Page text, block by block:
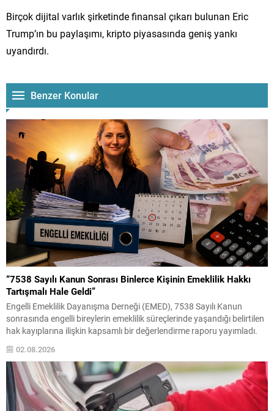
Birçok dijital varlık şirketinde finansal çıkarı bulunan Eric
Trump’ın bu paylaşımı, kripto piyasasında geniş yankı
uyandırdı.
Benzer Konular
“7538 Sayılı Kanun Sonrası Binlerce Kişinin Emeklilik Hakkı
Tartışmalı Hale Geldi”
Engelli Emeklilik Dayanışma Derneği (EMED), 7538 Sayılı Kanun
sonrasında engelli bireylerin emeklilik süreçlerinde yaşandığı belirtilen
hak kayıplarına ilişkin kapsamlı bir değerlendirme raporu yayımladı.
Ortaya Çıkan Hak Kayıplarına İlişkin İstatistiksel Değerlendirme ve
Katılımcı Beyanları Raporu” başlıklı çalışmada, yasa değişikliğinin
uygulamadaki etkileri anket...
02.08.2026